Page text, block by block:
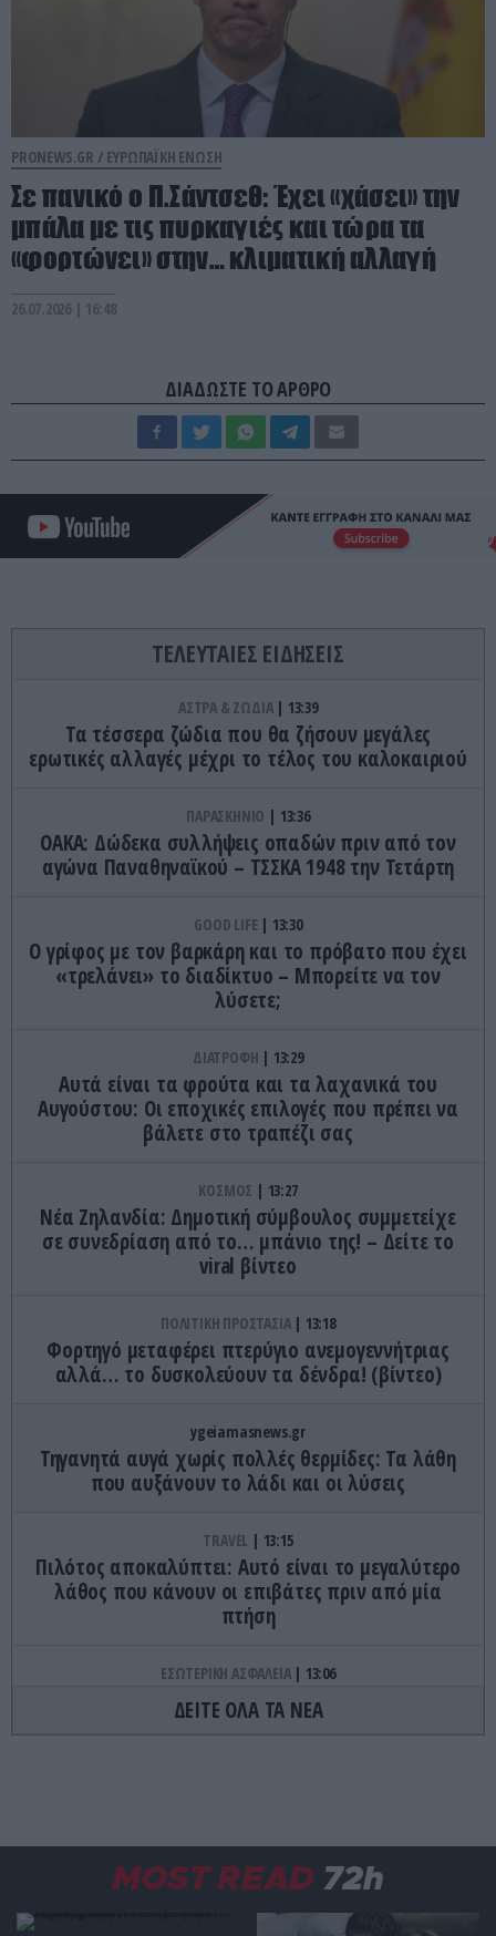
PRONEWS.GR / ΕΥΡΩΠΑΪΚΗ ΕΝΩΣΗ
Σε πανικό ο Π.Σάντσεθ: Έχει «χάσει» την
μπάλα με τις πυρκαγιές και τώρα τα
«φορτώνει» στην… κλιματική αλλαγή
26.07.2026 | 16:48
ΔΙΑΔΩΣΤΕ ΤΟ ΑΡΘΡΟ
ΤΕΛΕΥΤΑΙΕΣ ΕΙΔΗΣΕΙΣ
ΑΣΤΡΑ & ΖΩΔΙΑ 13:39
Τα τέσσερα ζώδια που θα ζήσουν μεγάλες
ερωτικές αλλαγές μέχρι το τέλος του καλοκαιριού
ΠΑΡΑΣΚΗΝΙΟ 13:36
ΟΑΚΑ: Δώδεκα συλλήψεις οπαδών πριν από τον
αγώνα Παναθηναϊκού – ΤΣΣΚΑ 1948 την Τετάρτη
GOOD LIFE 13:30
Ο γρίφος με τον βαρκάρη και το πρόβατο που έχει
«τρελάνει» το διαδίκτυο – Μπορείτε να τον
λύσετε;
ΔΙΑΤΡΟΦΗ 13:29
Αυτά είναι τα φρούτα και τα λαχανικά του
Αυγούστου: Οι εποχικές επιλογές που πρέπει να
βάλετε στο τραπέζι σας
ΚΟΣΜΟΣ 13:27
Νέα Ζηλανδία: Δημοτική σύμβουλος συμμετείχε
σε συνεδρίαση από το… μπάνιο της! – Δείτε το
viral βίντεο
ΠΟΛΙΤΙΚΗ ΠΡΟΣΤΑΣΙΑ 13:18
Φορτηγό μεταφέρει πτερύγιο ανεμογεννήτριας
αλλά… το δυσκολεύουν τα δένδρα! (βίντεο)
ygeiamasnews.gr
Τηγανητά αυγά χωρίς πολλές θερμίδες: Τα λάθη
που αυξάνουν το λάδι και οι λύσεις
TRAVEL 13:15
Πιλότος αποκαλύπτει: Αυτό είναι το μεγαλύτερο
λάθος που κάνουν οι επιβάτες πριν από μία
πτήση
ΕΣΩΤΕΡΙΚΗ ΑΣΦΑΛΕΙΑ 13:06
Φθιώτιδα: Εντοπίστηκε μεγάλη φυτεία κάνναβης
με πάνω από 2.000 δενδρύλλια – Xειροπέδες σε
μοιάζουν με μέδουσες (φωτο)
ΔΕΙΤΕ ΟΛΑ ΤΑ ΝΕΑ
MOST READ 72h